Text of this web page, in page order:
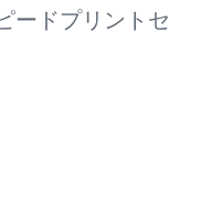
ードプリントセ